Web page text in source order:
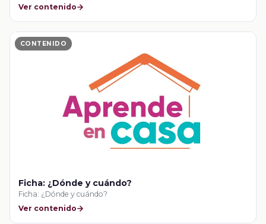
Ver contenido
CONTENIDO
Ficha: ¿Dónde y cuándo?
Ficha: ¿Dónde y cuándo?
Ver contenido